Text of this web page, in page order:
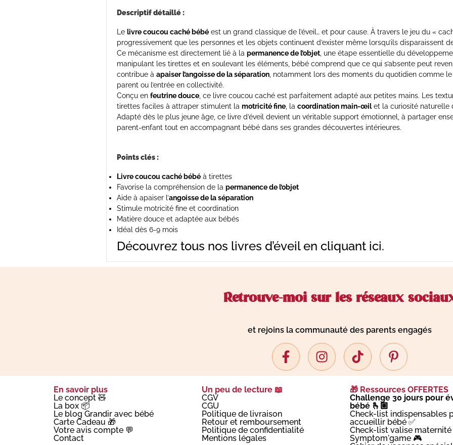
Descriptif détaillé :
Le livre coucou caché bébé est un grand classique de l’éveil… et pour cause. À travers le jeu du «
progressivement que les personnes et les objets continuent d’exister même lorsqu’ils disparaissent
Ce mécanisme est directement lié à la permanence de l’objet , une étape essentielle du
manipulant les tirettes et en soulevant les éléments, bébé comprend que ce qui s’absente peut
contribue à apaiser l’angoisse de la séparation , notamment lors des moments du quotidien comme
parent ou l’entrée en collectivité.
Conçu en feutrine douce , ce livre coucou caché est parfaitement adapté aux petites mains. Les
tirettes faciles à attraper stimulent la motricité fine , la coordination main-œilet la curiosité naturelle
Adapté dès le plus jeune âge, ce livre d’éveil devient un véritable support émotionnel, à partager
parent-enfant tout en accompagnant bébé dans ses grandes découvertes intérieures.
Points clés :
Livre coucou caché bébé à tirettes
Favorise la compréhension de la permanence de l’objet
Aide à apaiser l’angoisse de la séparation
Stimule motricité fine et coordination
Matière douce et adaptée aux bébés
Idéal dès 6-9 mois
Découvrez tous nos livres d’éveilen cliquant ici.
Retrouve-moi sur les réseaux
et rejoins la communauté des parents engagés
En savoir plus
Le concept 🧸
La box 📦
Le blog Grandir avec bébé
Carte Cadeau 🎁
Votre avis compte 💬
Contact
Un peu de lecture 📖
CGV
CGU
Politique de livraison
Retour et remboursement
Politique de confidentialité
Mentions légales
🎁 Ressources OFFERTES
Challenge 30 jours pour
bébé 🫰🏼
Check-list indispensables
accueillir bébé ✅
Check-list valise maternité
Symptom'game 🎮